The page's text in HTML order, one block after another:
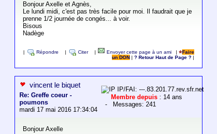
Bonjour Axelle et Agnès,
Le lundi midi, c'est pas très facile pour moi. Il faudrait que je
prenne 1/2 journée de congés... à voir.
Bisous
Nadège
Répondre Citer Envoyer cette page à un ami |
Faire
un DON
|? Retour Haut de Page ?
vincent le biquet
Re: Greffe coeur -
poumons
mardi 17 mai 2016 17:34:04
IP/FAI: ---.83.201.77.rev.sfr.net
Membre depuis : 14 ans
- Messages: 241
Bonjour Axelle